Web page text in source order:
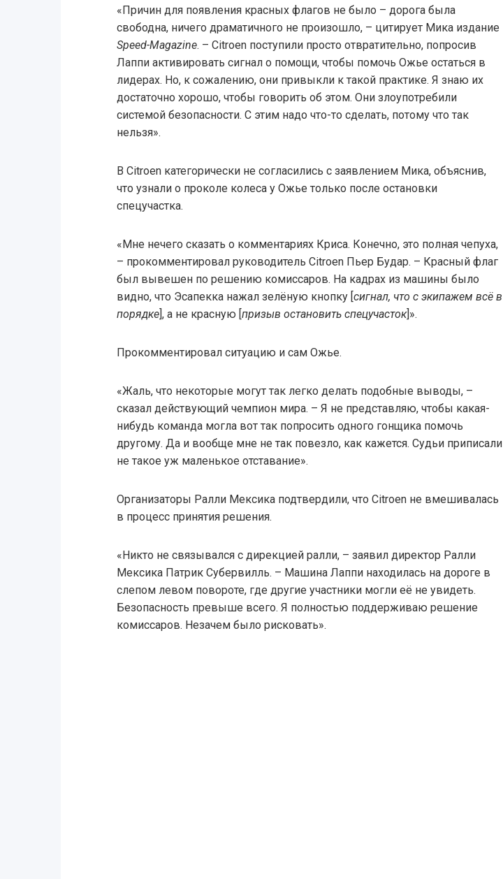
«Причин для появления красных флагов не было – дорога была
свободна, ничего драматичного не произошло, – цитирует Мика издание
Speed-Magazine. – Citroen поступили просто отвратительно, попросив
Лаппи активировать сигнал о помощи, чтобы помочь Ожье остаться в
лидерах. Но, к сожалению, они привыкли к такой практике. Я знаю их
достаточно хорошо, чтобы говорить об этом. Они злоупотребили
системой безопасности. С этим надо что-то сделать, потому что так
нельзя».
В Citroen категорически не согласились с заявлением Мика, объяснив,
что узнали о проколе колеса у Ожье только после остановки
спецучастка.
«Мне нечего сказать о комментариях Криса. Конечно, это полная чепуха,
– прокомментировал руководитель Citroen Пьер Будар. – Красный флаг
был вывешен по решению комиссаров. На кадрах из машины было
видно, что Эсапекка нажал зелёную кнопку [ сигнал, что с экипажем всё в
порядке], а не красную [ призыв остановить спецучасток]».
Прокомментировал ситуацию и сам Ожье.
«Жаль, что некоторые могут так легко делать подобные выводы, –
сказал действующий чемпион мира. – Я не представляю, чтобы какая-
нибудь команда могла вот так попросить одного гонщика помочь
другому. Да и вообще мне не так повезло, как кажется. Судьи приписали
не такое уж маленькое отставание».
Организаторы Ралли Мексика подтвердили, что Citroen не вмешивалась
в процесс принятия решения.
«Никто не связывался с дирекцией ралли, – заявил директор Ралли
Мексика Патрик Субервилль. – Машина Лаппи находилась на дороге в
слепом левом повороте, где другие участники могли её не увидеть.
Безопасность превыше всего. Я полностью поддерживаю решение
комиссаров. Незачем было рисковать».